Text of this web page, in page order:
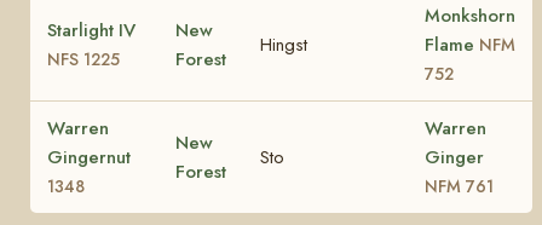
Starlight IV
NFS 1225
New
Forest
Hingst
Monkshorn
Flame NFM
752
Warren
Gingernut
1348
New
Forest
Sto
Warren
Ginger
NFM 761